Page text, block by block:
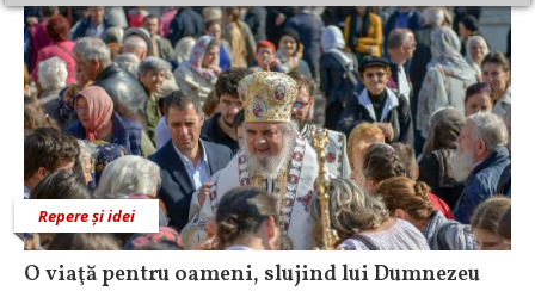
Repere și idei
O viaţă pentru oameni, slujind lui Dumnezeu